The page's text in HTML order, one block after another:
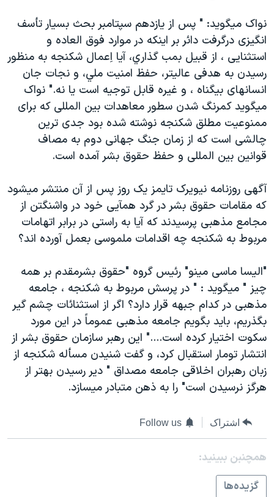
نواک ميگويد: " پس از يازدهم سپتامبر بحث بسيار تأسف
انگيزی درگرفت دائر بر اينکه در موارد فوق العاده و
استثنايی ، از قبيل بمب گذاري، آيا اِعمال شکنجه به منظور
رسيدن به هدفی عاليتر، حفظ امنيت ملي، و نجات جان
انسانهای بيگناه ، و غيره قابل توجيه است يا نه." نواک
ميگويد کمرنگ شدن سطور معاهدات بين المللی که برای
ممنوعيت مطلق شکنجه نوشته شده بود جدی ترين
چالشی است که از زمان جنگ جهانی دوم به مصاف
قوانين بين المللی و حفظ حقوق بشر آمده است.
آگهی روزنامه نيويرک تايمز يک روز پس از آن منتشر ميشود
که مقامات حقوق بشر در گرد همآيی خود در واشنگتن از
مجامع مذهبی پرسيدند که آيا به راستی در برابر اتهامات
مربوط به شکنجه چه اقدامات ملموسی بعمل آورده اند؟
"اليسا ماسی مينو" رئيس گروه "حقوق بشرمقدم بر همه
چيز " ميگويد : " در پرسش مربوط به شکنجه ، جامعه
مذهبی در کدام جبهه قرار دارد؟ اگر از استثنائات چشم گير
بگذريم، بايد بگويم جامعه مذهبی عموماً در اين مورد
سکوت اختيار کرده است...." اين رهبر سازمان حقوق بشر از
انتشار تومار استقبال کرد، و گفت شنيدن مسأله شکنجه از
زبان رهبران اخلاقی جامعه مصداق " دير رسيدن بهتر از
هرگز نرسيدن است" را به ذهن متبادر ميسازد.
اشتراک Follow us
همچنبن ببینید:
گزيده‌ها